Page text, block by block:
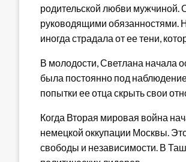
родительской любви мужчиной.
руководящими обязанностями.
иногда страдала от ее тени,
В молодости, Светлана начала
была постоянно под
попытки ее отца скрыть свои
Когда Вторая мировая война
немецкой оккупации Москвы.
свободы и независимости. В